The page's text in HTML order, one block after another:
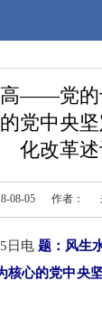
深度
财智
——党的
党中央
化改革
08-05 作者：
日电 题： 风生
核心的党中央